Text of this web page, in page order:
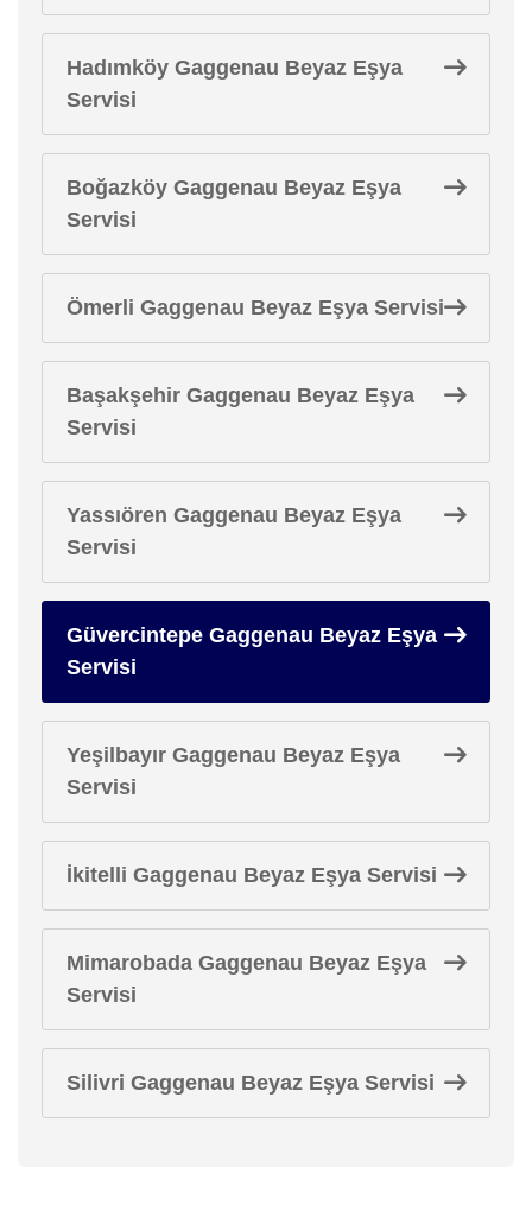
Hadımköy Gaggenau Beyaz Eşya
Servisi
Boğazköy Gaggenau Beyaz Eşya
Servisi
Ömerli Gaggenau Beyaz Eşya Servisi
Başakşehir Gaggenau Beyaz Eşya
Servisi
Yassıören Gaggenau Beyaz Eşya
Servisi
Güvercintepe Gaggenau Beyaz Eşya
Servisi
Yeşilbayır Gaggenau Beyaz Eşya
Servisi
İkitelli Gaggenau Beyaz Eşya Servisi
Mimarobada Gaggenau Beyaz Eşya
Servisi
Silivri Gaggenau Beyaz Eşya Servisi